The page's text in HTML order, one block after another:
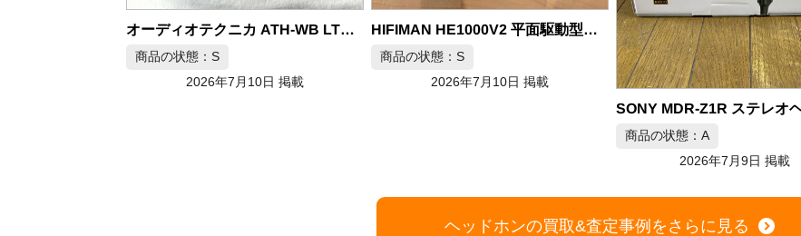
HIFIMAN HE1000V2 平面駆動型ヘッドホン
商品の状態：S
2026年7月10日 掲載
商品の状態：A
2026年7月9日 掲載
ヘッドホンの買取&査定事例をさらに見る